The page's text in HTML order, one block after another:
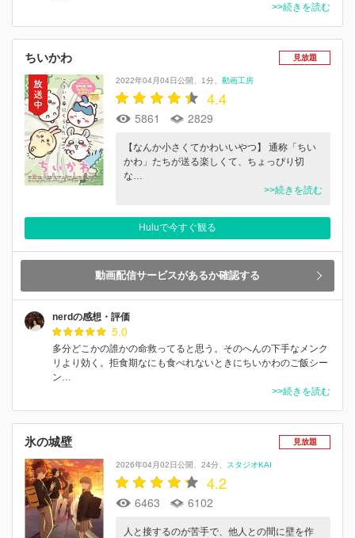
>>続きを読む
ちいかわ 見放題
2022年04月04日公開 1分 動画工房
4.4
5861 2829
【なんか小さくてかわいいやつ】 通称「ちい
かわ」たちが送る楽しくて、ちょっぴり切
な…
>>続きを読む
Huluで今すぐ観る
動画配信サービスがあるか確認する
nerdの感想・評価
5.0
多分どこかの誰かの命救ってると思う。そのへんの下手なメンク
リより効く。拒食期なにも食べれないときにちいかわのご飯シー
ン…
>>続きを読む
氷の城壁 見放題
2026年04月02日公開 24分 スタジオKAI
4.2
6463 6102
人と接するのが苦手で、他人との間に壁を作